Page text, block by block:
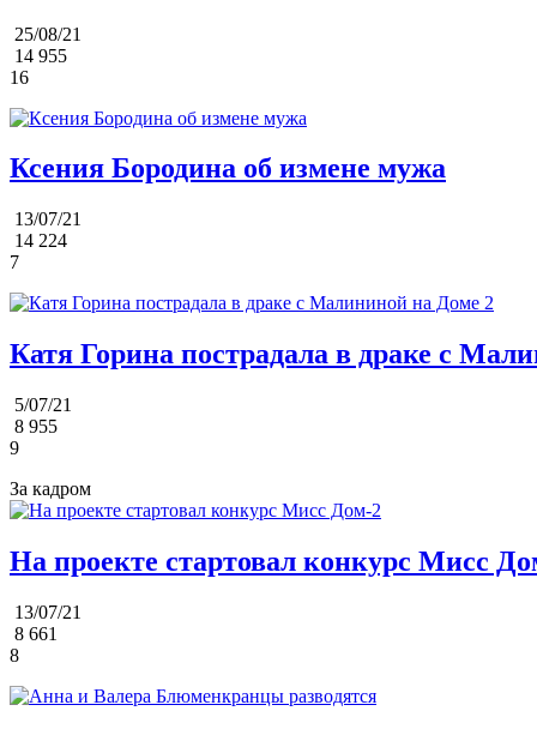
25/08/21
14 955
16
Ксения Бородина об измене мужа
13/07/21
14 224
7
Катя Горина пострадала в драке с
5/07/21
8 955
9
За кадром
На проекте стартовал конкурс Мисс
13/07/21
8 661
8